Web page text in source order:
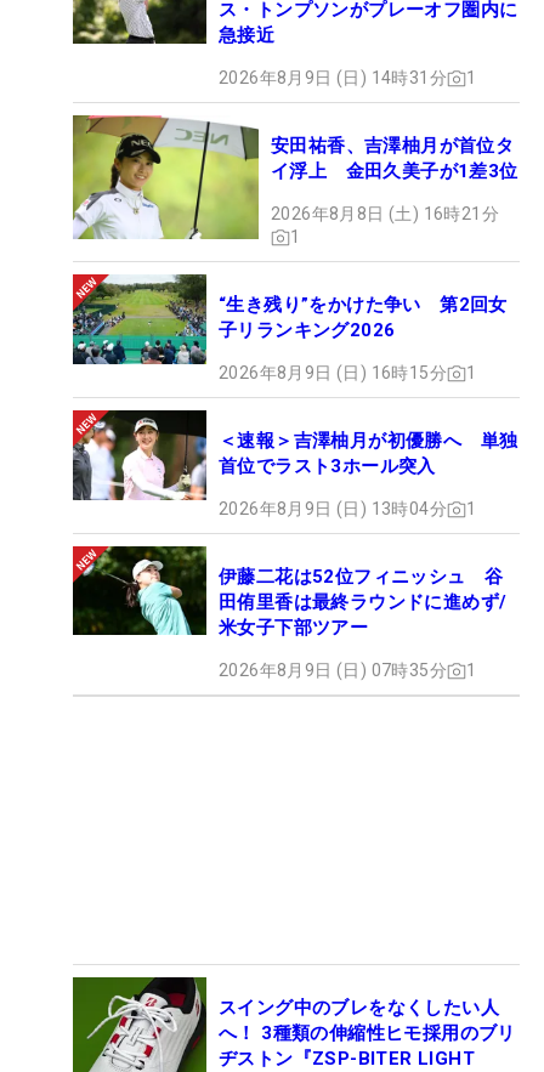
ス・トンプソンがプレーオフ圏内に
急接近
2026年8月9日 (日) 14時31分 1
安田祐香、吉澤柚月が首位タ
イ浮上 金田久美子が1差3位
2026年8月8日 (土) 16時21分
1
“生き残り”をかけた争い 第2回女
子リランキング2026
2026年8月9日 (日) 16時15分 1
＜速報＞吉澤柚月が初優勝へ 単独
首位でラスト3ホール突入
2026年8月9日 (日) 13時04分 1
伊藤二花は52位フィニッシュ 谷
田侑里香は最終ラウンドに進めず/
米女子下部ツアー
2026年8月9日 (日) 07時35分 1
スイング中のブレをなくしたい人
へ！ 3種類の伸縮性ヒモ採用のブリ
ヂストン『ZSP-BITER LIGHT